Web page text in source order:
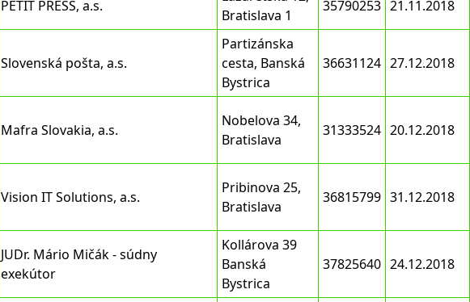
PETIT PRESS, a.s.
Bratislava 1
35790253 21.11.2018
Slovenská pošta, a.s.
Partizánska
cesta, Banská
Bystrica
36631124 27.12.2018
Mafra Slovakia, a.s.
Nobelova 34,
Bratislava
31333524 20.12.2018
Vision IT Solutions, a.s.
Pribinova 25,
Bratislava
36815799 31.12.2018
JUDr. Mário Mičák - súdny
exekútor
Kollárova 39
Banská
Bystrica
37825640 24.12.2018